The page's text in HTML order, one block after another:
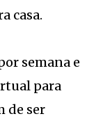
casa.
semana e
para
de ser